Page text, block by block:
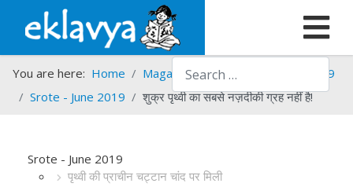
Search
You are here: Home Magazines Srote
Srote - 2019
Srote - June 2019
शुक्र पृथ्वी का सबसे नज़दीकी ग्रह नहीं है!
Srote - June 2019
पृथ्वी की प्राचीन चट्टान चांद पर मिली